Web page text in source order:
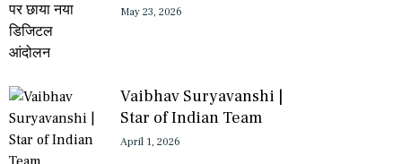
May 23, 2026
Vaibhav Suryavanshi |
Star of Indian Team
April 1, 2026